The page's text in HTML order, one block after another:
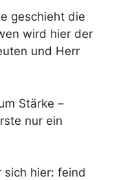
geschieht die
wird hier der
und Herr
Stärke –
nur ein
sich hier: feind